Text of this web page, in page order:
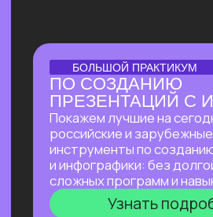
ОТКРЫТАЯ ЛЕКЦИЯ
КАК ЗАПУСТИТЬ СТАРТАП
В 2026 БЕЗ КОМАНДЫ
И БЮДЖЕТА, НАНЯВ
НА РАБОТУ ИИ?
Расскажем, как изменился подход
к запуску стартапов с ИИ, что нужно для
успеха, и поделимся успешным опытом
Зерокодера — как из идеи вырос
многомиллионный бизнес, и как нам
удавалось привлекать инвестиции
даже в самое турбулентное время
Узнать подробнее